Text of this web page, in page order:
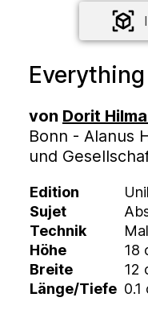
von Dorit
Bonn - Alanus
und
Edition
Sujet
Technik
Höhe
18
Breite
12
Länge/Tiefe 0.1